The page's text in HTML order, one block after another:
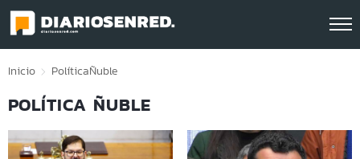
Click acá para ir directamente al contenido
Inicio PolíticaÑuble
POLÍTICA ÑUBLE